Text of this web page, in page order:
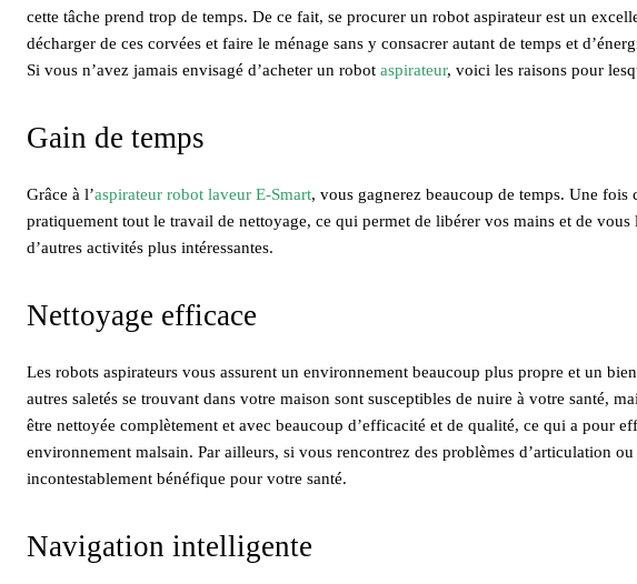
cette tâche prend trop de temps. De ce fait, se procurer un robot aspirateur est un
décharger de ces corvées et faire le ménage sans y consacrer autant de temps et
Si vous n’avez jamais envisagé d’acheter un robot aspirateur, voici les raisons pour
Gain de temps
Grâce à l’aspirateur robot laveur E-Smart, vous gagnerez beaucoup de temps. Une
pratiquement tout le travail de nettoyage, ce qui permet de libérer vos mains et de vous
d’autres activités plus intéressantes.
Nettoyage efficace
Les robots aspirateurs vous assurent un environnement beaucoup plus propre et un
autres saletés se trouvant dans votre maison sont susceptibles de nuire à votre santé,
être nettoyée complètement et avec beaucoup d’efficacité et de qualité, ce qui a pour
environnement malsain. Par ailleurs, si vous rencontrez des problèmes d’articulation
incontestablement bénéfique pour votre santé.
Navigation intelligente